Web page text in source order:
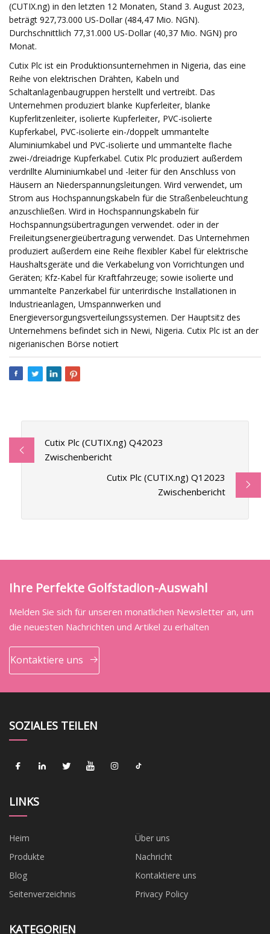
(CUTIX.ng) in den letzten 12 Monaten, Stand 3. August 2023,
beträgt 927,73.000 US-Dollar (484,47 Mio. NGN).
Durchschnittlich 77,31.000 US-Dollar (40,37 Mio. NGN) pro
Monat.
Cutix Plc ist ein Produktionsunternehmen in Nigeria, das eine
Reihe von elektrischen Drähten, Kabeln und
Schaltanlagenbaugruppen herstellt und vertreibt. Das
Unternehmen produziert blanke Kupferleiter, blanke
Kupferlitzenleiter, isolierte Kupferleiter, PVC-isolierte
Kupferkabel, PVC-isolierte ein-/doppelt ummantelte
Aluminiumkabel und PVC-isolierte und ummantelte flache
zwei-/dreiadrige Kupferkabel. Cutix Plc produziert außerdem
verdrillte Aluminiumkabel und -leiter für den Anschluss von
Häusern an Niederspannungsleitungen. Wird verwendet, um
Strom aus Hochspannungskabeln für die Straßenbeleuchtung
anzuschließen. Wird in Hochspannungskabeln für
Hochspannungsübertragungen verwendet. oder in der
Freileitungsenergieübertragung verwendet. Das Unternehmen
produziert außerdem eine Reihe flexibler Kabel für elektrische
Haushaltsgeräte und die Verkabelung von Vorrichtungen und
Geräten; Kfz-Kabel für Kraftfahrzeuge; sowie isolierte und
ummantelte Panzerkabel für unterirdische Installationen in
Industrieanlagen, Umspannwerken und
Energieversorgungsverteilungssystemen. Der Hauptsitz des
Unternehmens befindet sich in Newi, Nigeria. Cutix Plc ist an der
nigerianischen Börse notiert
Cutix Plc (CUTIX.ng) Q42023
Zwischenbericht
Cutix Plc (CUTIX.ng) Q12023
Zwischenbericht
Ihre Perfekte Golfstadion-Auswahl
Melden Sie sich für unseren monatlichen Newsletter an, um
die neuesten Nachrichten und Artikel zu erhalten
Kontaktiere uns
SOZIALES TEILEN
LINKS
Heim
Über uns
Produkte
Nachricht
Blog
Kontaktiere uns
Seitenverzeichnis
Privacy Policy
KATEGORIEN